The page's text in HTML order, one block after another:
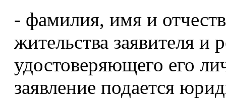
- фамилия, имя и
жительства заявителя и
удостоверяющего его
заявление подается